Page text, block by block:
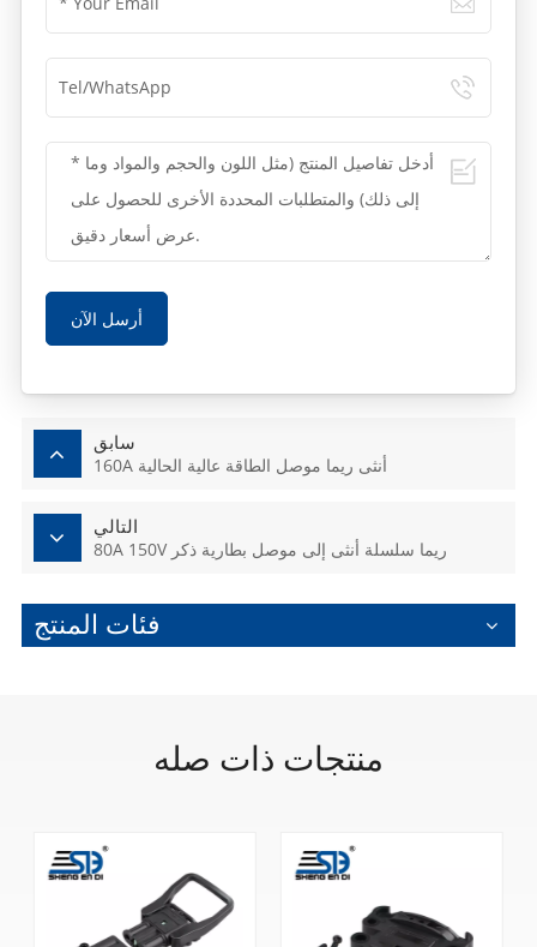
أرسل الآن
سابق
160A أنثى ريما موصل الطاقة عالية الحالية
التالي
80A 150V ريما سلسلة أنثى إلى موصل بطارية ذكر
فئات المنتج
منتجات ذات صله